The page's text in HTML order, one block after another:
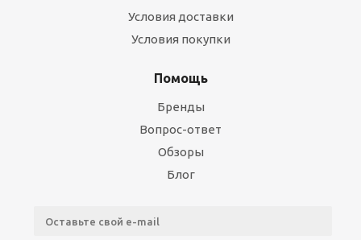
Условия доставки
Условия покупки
Помощь
Бренды
Вопрос-ответ
Обзоры
Блог